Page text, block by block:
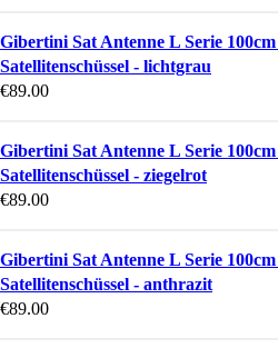
Gibertini Sat Antenne L Serie
Satellitenschüssel - lichtgrau
€89.00
Gibertini Sat Antenne L Serie
Satellitenschüssel - ziegelrot
€89.00
Gibertini Sat Antenne L Serie
Satellitenschüssel - anthrazit
€89.00